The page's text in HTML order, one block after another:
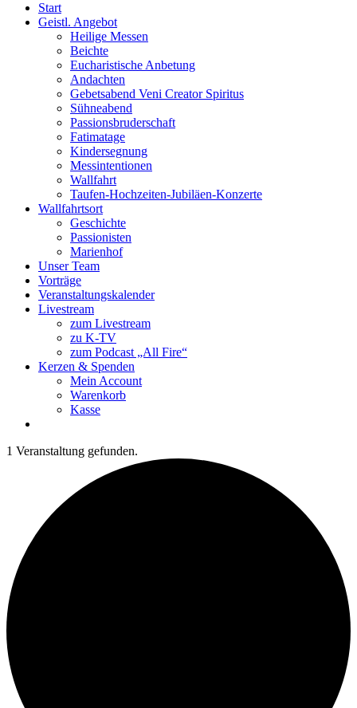
Start
Geistl. Angebot
Heilige Messen
Beichte
Eucharistische Anbetung
Andachten
Gebetsabend Veni Creator Spiritus
Sühneabend
Passionsbruderschaft
Fatimatage
Kindersegnung
Messintentionen
Wallfahrt
Taufen-Hochzeiten-Jubiläen-Konzerte
Wallfahrtsort
Geschichte
Passionisten
Marienhof
Unser Team
Vorträge
Veranstaltungskalender
Livestream
zum Livestream
zu K-TV
zum Podcast „All Fire“
Kerzen & Spenden
Mein Account
Warenkorb
Kasse
1 Veranstaltung gefunden.